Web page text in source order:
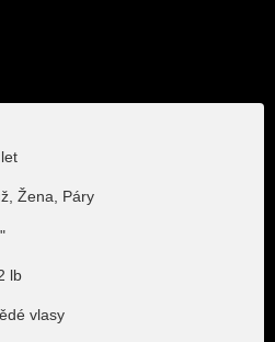
Žena, Páry
lb
vlasy